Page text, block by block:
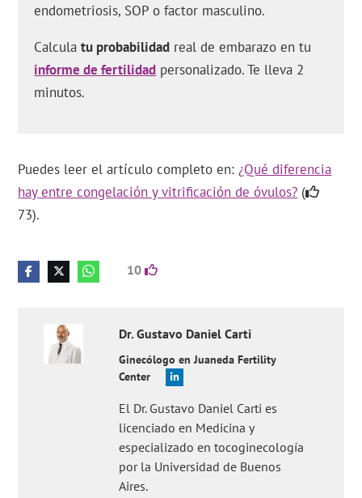
endometriosis, SOP o factor masculino.
Calculatu probabilidad real de embarazo en tu
informe de fertilidad personalizado. Te lleva 2
minutos.
Puedes leer el artículo completo en:¿Qué diferencia
hay entre congelación y vitrificación de óvulos? (
73).
10
Dr. Gustavo DanielCarti
Ginecólogo en Juaneda Fertility
Center
El Dr. Gustavo Daniel Carti es
licenciado en Medicina y
especializado en tocoginecología
por la Universidad de Buenos
Aires.